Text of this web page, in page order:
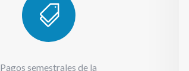

Pagos semestrales de la